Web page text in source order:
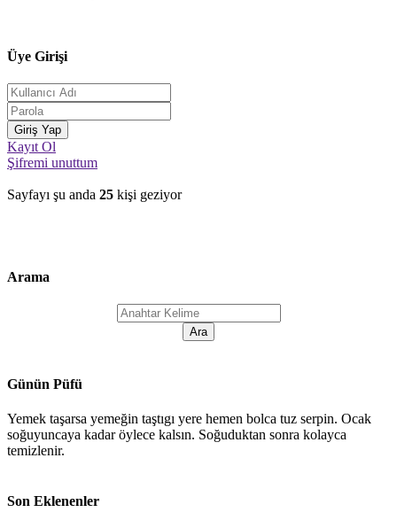
Üye Girişi
Kayıt Ol
Şifremi unuttum
Sayfayı şu anda 25 kişi geziyor
Arama
Günün Püfü
Yemek taşarsa yemeğin taştıgı yere hemen bolca tuz serpin. Ocak
soğuyuncaya kadar öylece kalsın. Soğuduktan sonra kolayca
temizlenir.
Son Eklenenler